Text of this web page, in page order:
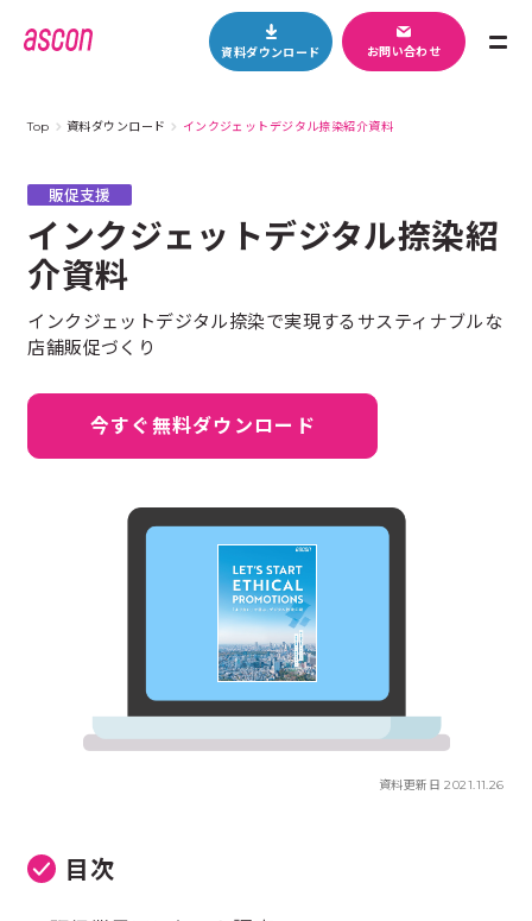
資料ダウンロード お問い合わせ
Top 資料ダウンロード インクジェットデジタル捺染紹介資料
販促支援
インクジェットデジタル捺染紹
介資料
インクジェットデジタル捺染で実現するサスティナブルな
店舗販促づくり
今すぐ無料ダウンロード
資料更新日 2021.11.26
目次